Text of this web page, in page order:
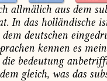
allmälich aus dem
In das holländische
dem deutschen
kennen es
die bedeutung
gleich, was das